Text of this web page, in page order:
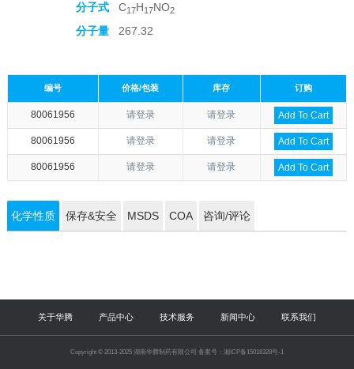
分子式
C17H17NO2
分子量 267.32
编号 价格/包装 库存 订购
80061956 请登录 请登录 Add To Cart
80061956 请登录 请登录 Add To Cart
80061956 请登录 请登录 Add To Cart
化学性质 保存&安全 MSDS COA 咨询/评论
关于华腾 产品中心 技术服务 新闻中心 联系我们
Copyright © 2013-2025 湖南华腾制药有限公司 备案号：湘ICP备15018328号-1